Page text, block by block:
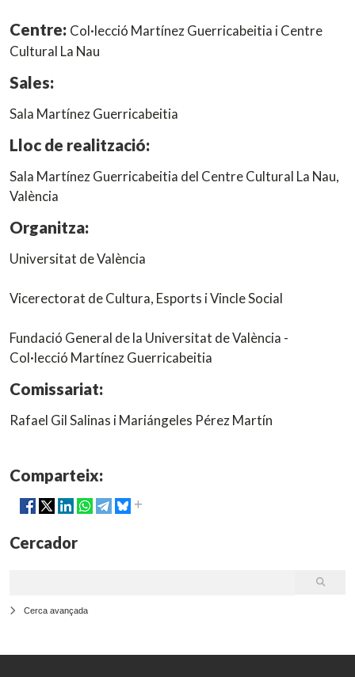
Centre: Col·lecció Martínez Guerricabeitia i Centre
Cultural La Nau
Sales:
Sala Martínez Guerricabeitia
Lloc de realització:
Sala Martínez Guerricabeitia del Centre Cultural La Nau,
València
Organitza:
Universitat de València
Vicerectorat de Cultura, Esports i Vincle Social
Fundació General de la Universitat de València -
Col·lecció Martínez Guerricabeitia
Comissariat:
Rafael Gil Salinas i Mariángeles Pérez Martín
Comparteix:
Cercador
Cerca avançada